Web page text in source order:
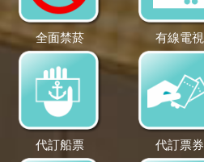
全面禁菸 有線電視
代訂船票 代訂票券